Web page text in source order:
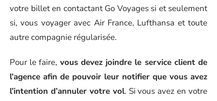
votre billet en contactant Go Voyages si et seulement
si, vous voyager avec Air France, Lufthansa et toute
autre compagnie régularisée.
Pour le faire, vous devez joindre le service client de
l’agence afin de pouvoir leur notifier que vous avez
l’intention d’annuler votre vol. Si vous avez en votre